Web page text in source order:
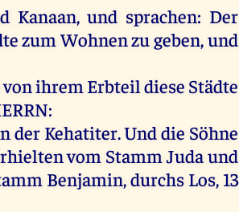
Kanaan,und sprachen: Der
zum Wohnenzu geben,und
vonihrem Erbteil diese Städte
:
derKehatiter.Und die Söhne
vom Stamm Juda und
Benjamin,durchs Los, 13